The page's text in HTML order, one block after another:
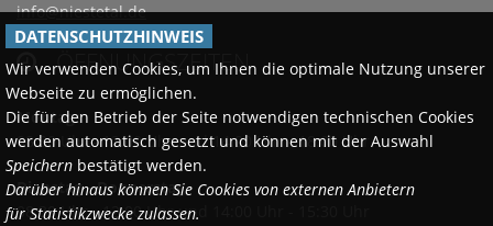
info@niestetal.de
 ÖFFNUNGSZEITEN
Montags
08:30 Uhr - 12:00 Uhr und 14:00 Uhr - 18:00 Uhr
Dienstag - Donnerstag
08:30 Uhr - 12:00 Uhr und 14:00 Uhr - 15:30 Uhr
DATENSCHUTZHINWEIS
Wir verwenden Cookies, um Ihnen die optimale Nutzung unserer
Webseite zu ermöglichen.
Die für den Betrieb der Seite notwendigen technischen Cookies
werden automatisch gesetzt und können mit der Auswahl
Speichern bestätigt werden.
Darüber hinaus können Sie Cookies von externen Anbietern
für Statistikzwecke zulassen.